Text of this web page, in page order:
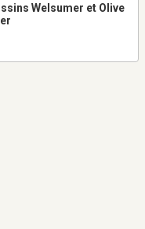
Welsumer et Olive